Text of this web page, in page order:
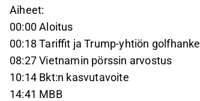
Aiheet:
00:00 Aloitus
00:18 Tariffit ja Trump-yhtiön golfhanke
08:27 Vietnamin pörssin arvostus
10:14 Bkt:n kasvutavoite
14:41 MBB